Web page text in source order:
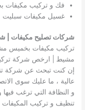
فك و تركيب مكيفات
غسيل مكيفات سبليت
شركات تصليح مكيفات |
تركيب مكيفات بخميس
مشيط | ارخص شركة
إن كنت تبحث عن شركة
عالية ، ما عليك سوى
و النظافة التي ترغب
تنظيف و تركيب المكيفات